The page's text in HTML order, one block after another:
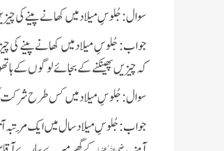
سوال:جُلوسِ میلاد میں کھانے پینے کی
جواب:جُلوسِ میلاد میں کھانے پینے کی
کہ چیزیں پھینکنے کے بجائے لوگوں کے
سوال:جُلوسِ میلاد میں کس طرح
جواب:جُلوسِ میلاد سال میں ایک مَرتبہ